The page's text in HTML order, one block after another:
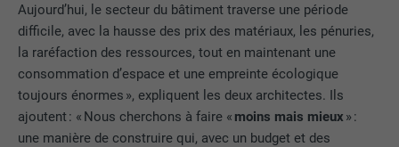
Aujourd’hui, le secteur du bâtiment traverse une période
difficile, avec la hausse des prix des matériaux, les pénuries,
la raréfaction des ressources, tout en maintenant une
consommation d’espace et une empreinte écologique
toujours énormes », expliquent les deux architectes. Ils
ajoutent : « Nous cherchons à faire « moins mais mieux » :
une manière de construire qui, avec un budget et des